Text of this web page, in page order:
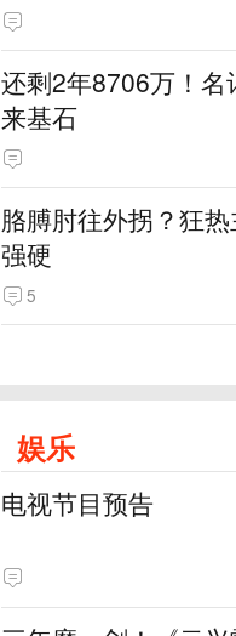
还剩2年8706万！
来基石
胳膊肘往外拐？狂
强硬
5
娱乐
电视节目预告